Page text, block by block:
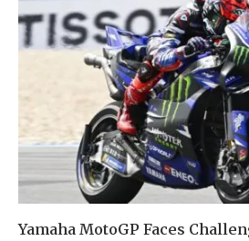
Yamaha MotoGP Faces